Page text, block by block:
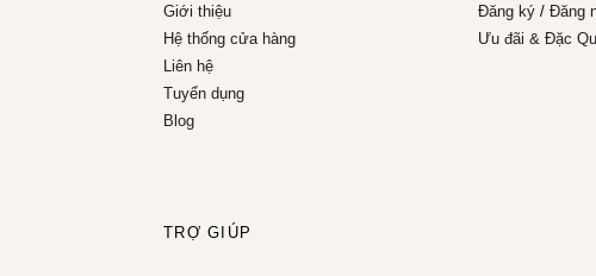
Giới thiệu
Hệ thống cửa hàng
Liên hệ
Tuyển dụng
Blog
Đăng ký/ Đăng
Ưu đãi & Đặc
TRỢ GIÚP